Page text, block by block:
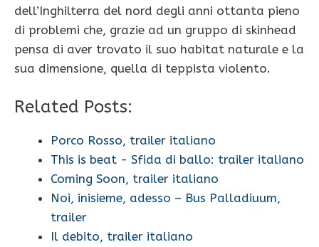
dell’Inghilterra del nord degli anni ottanta pieno
di problemi che, grazie ad un gruppo di skinhead
pensa di aver trovato il suo habitat naturale e la
sua dimensione, quella di teppista violento.
Related Posts:
Porco Rosso, trailer italiano
This is beat - Sfida di ballo: trailer italiano
Coming Soon, trailer italiano
Noi, inisieme, adesso – Bus Palladiuum,
trailer
Il debito, trailer italiano